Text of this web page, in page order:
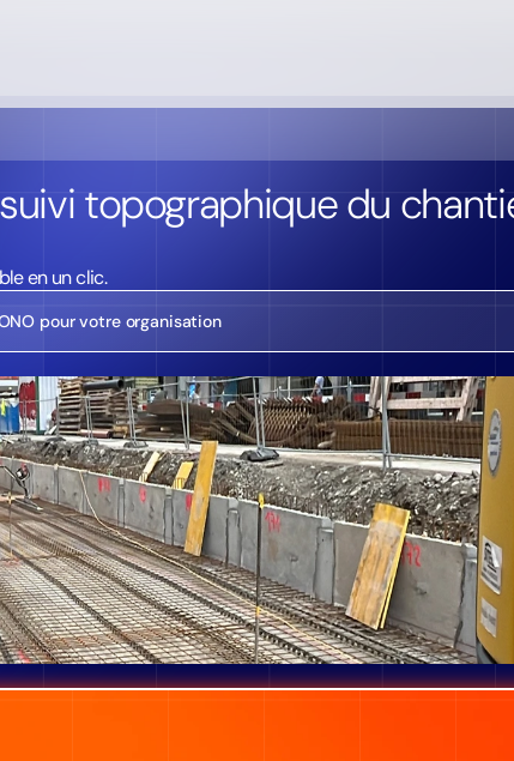
topographique du
en un clic.
pour votre organisation